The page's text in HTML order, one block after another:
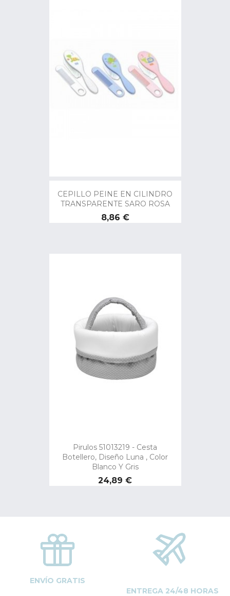
CEPILLO PEINE EN CILINDRO
TRANSPARENTE SARO ROSA
Precio
8,86 €
Pirulos 51013219 - Cesta
Botellero, Diseño Luna , Color
Blanco Y Gris
Precio
24,89 €
ENVÍO GRATIS
ENTREGA 24/48 HORAS